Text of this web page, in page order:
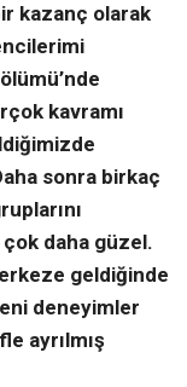
kazanç olarak
kavramı
sonra birkaç
daha güzel.
geldiğinde
deneyimler
ayrılmış